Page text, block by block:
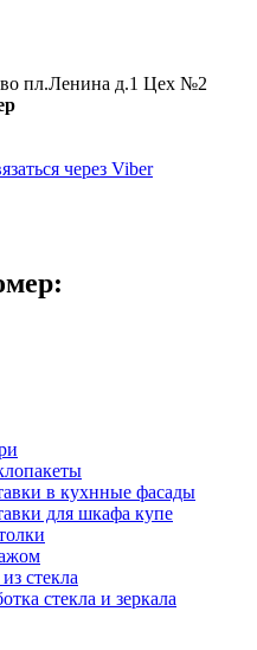
пл.Ленина д.1 Цех №2
в кухнные фасады
для шкафа купе
стекла
стекла и зеркала